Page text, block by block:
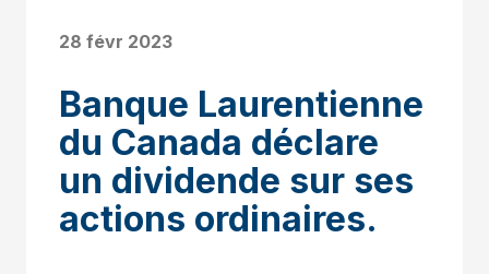
28 févr 2023
Banque Laurentienne
du Canada déclare
un dividende sur ses
actions ordinaires.